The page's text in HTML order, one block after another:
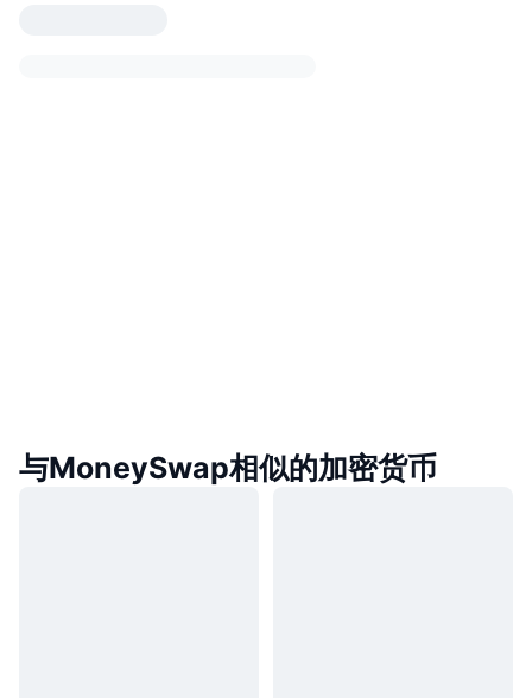
与MoneySwap相似的加密货币